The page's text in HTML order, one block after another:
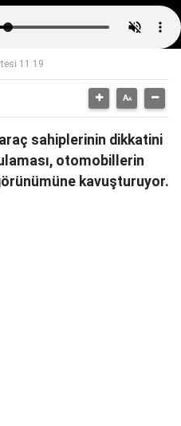
11:19
sahiplerinin dikkatini
otomobillerin
kavuşturuyor.